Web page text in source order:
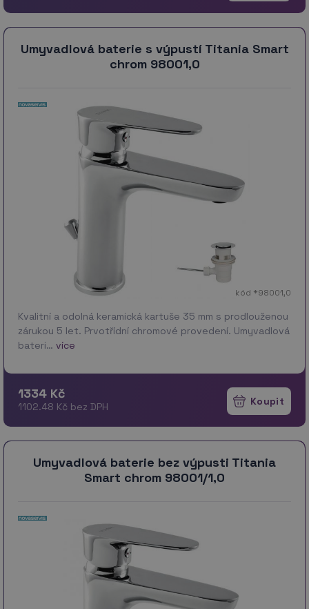
Umyvadlová baterie s výpustí Titania Smart
chrom 98001,0
kód *98001,0
Kvalitní a odolná keramická kartuše 35 mm s prodlouženou
zárukou 5 let. Prvotřídní chromové provedení. Umyvadlová
bateri… více
1334 Kč
1102.48 Kč bez DPH
Umyvadlová baterie bez výpusti Titania
Smart chrom 98001/1,0